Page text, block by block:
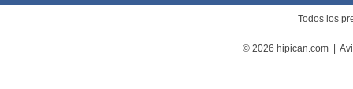
Todos los
© 2026 hipican.com |